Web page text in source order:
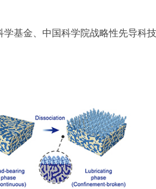
基金、中国科学院战略性先导科技